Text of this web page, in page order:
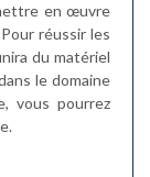
en œuvre
réussir les
du matériel
le domaine
vous pourrez